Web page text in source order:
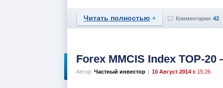
Читать полностью Комментарии: 42
Forex MMCIS Index TOP-
Автор: Частный инвестор | 10 Август 2014 в 15:26